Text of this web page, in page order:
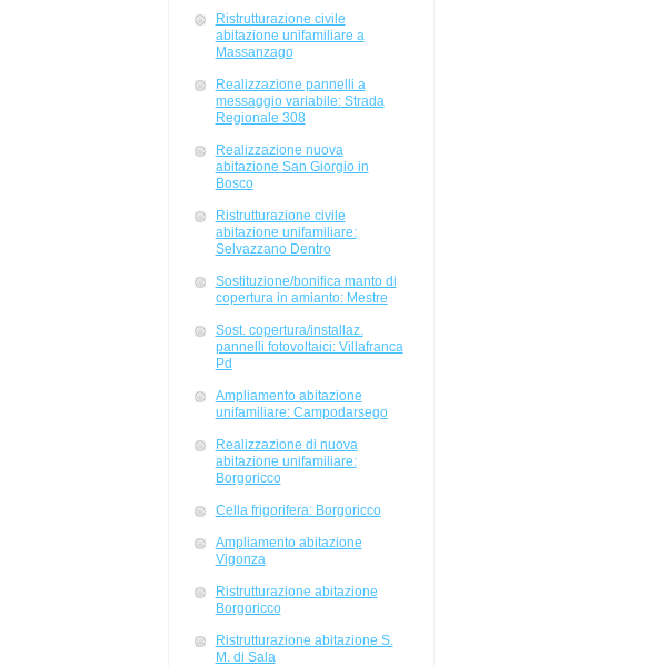
Ristrutturazione civile
abitazione unifamiliare a
Massanzago
Realizzazione pannelli a
messaggio variabile: Strada
Regionale 308
Realizzazione nuova
abitazione San Giorgio in
Bosco
Ristrutturazione civile
abitazione unifamiliare:
Selvazzano Dentro
Sostituzione/bonifica manto di
copertura in amianto: Mestre
Sost. copertura/installaz.
pannelli fotovoltaici: Villafranca
Pd
Ampliamento abitazione
unifamiliare: Campodarsego
Realizzazione di nuova
abitazione unifamiliare:
Borgoricco
Cella frigorifera: Borgoricco
Ampliamento abitazione
Vigonza
Ristrutturazione abitazione
Borgoricco
Ristrutturazione abitazione S.
M. di Sala